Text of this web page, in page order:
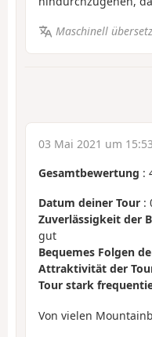
Maschinell
03 Mai 2021 um 15:53
Gesamtbewertung :
Datum deiner Tour :
Zuverlässigkeit der
gut
Bequemes Folgen
Attraktivität der
Tour stark
Von vielen